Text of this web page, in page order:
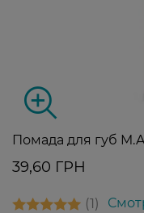
Помада для губ
39,60 ГРН
1